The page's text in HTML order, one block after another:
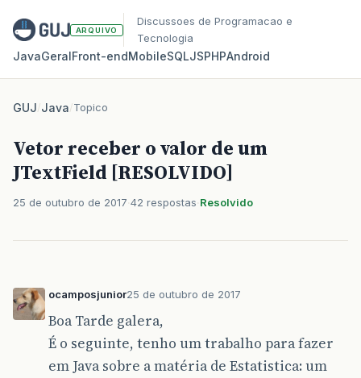
ARQUIVO
Discussoes de Programacao e
Tecnologia
JavaGeralFront‑endMobileSQLJSPHPAndroid
GUJ/Java/Topico
Vetor receber o valor de um
JTextField [RESOLVIDO]
25 de outubro de 2017 42 respostas Resolvido
ocamposjunior25 de outubro de 2017
Boa Tarde galera,
É o seguinte, tenho um trabalho para fazer
em Java sobre a matéria de Estatistica: um